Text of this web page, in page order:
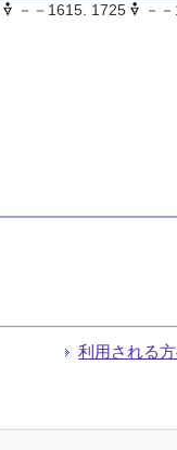
－－1615. 1725
－
利用される